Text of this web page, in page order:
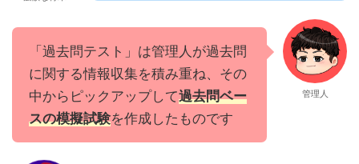
「過去問テスト」は管理人が過去問
に関する情報収集を積み重ね、その
中からピックアップして過去問ベー
スの模擬試験を作成したものです
管理人